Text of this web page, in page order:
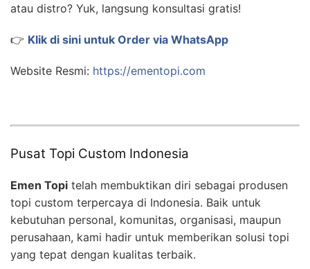
atau distro? Yuk, langsung konsultasi gratis!
👉 Klik di sini untuk Order via WhatsApp
Website Resmi: https://ementopi.com
Pusat Topi Custom Indonesia
Emen Topi telah membuktikan diri sebagai produsen
topi custom terpercaya di Indonesia. Baik untuk
kebutuhan personal, komunitas, organisasi, maupun
perusahaan, kami hadir untuk memberikan solusi topi
yang tepat dengan kualitas terbaik.